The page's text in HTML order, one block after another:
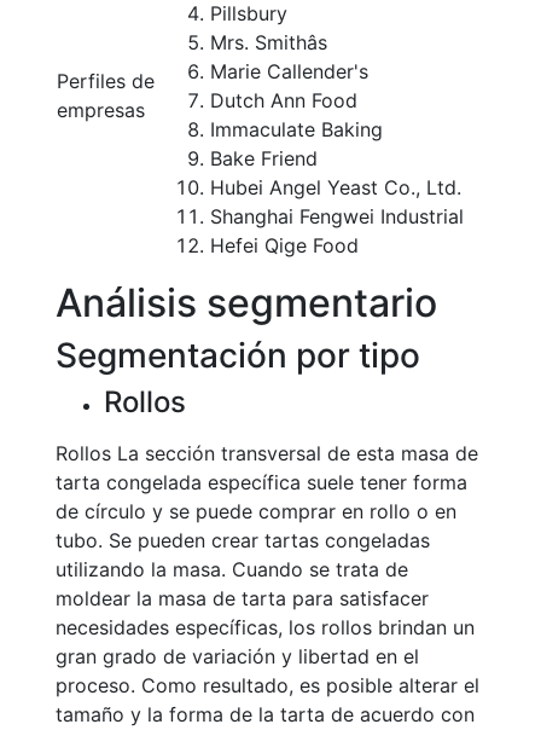
Perfiles de
empresas
Pillsbury
Mrs. Smithâs
Marie Callender's
Dutch Ann Food
Immaculate Baking
Bake Friend
Hubei Angel Yeast Co., Ltd.
Shanghai Fengwei Industrial
Hefei Qige Food
Análisis segmentario
Segmentación por tipo
Rollos
Rollos La sección transversal de esta masa de
tarta congelada específica suele tener forma
de círculo y se puede comprar en rollo o en
tubo. Se pueden crear tartas congeladas
utilizando la masa. Cuando se trata de
moldear la masa de tarta para satisfacer
necesidades específicas, los rollos brindan un
gran grado de variación y libertad en el
proceso. Como resultado, es posible alterar el
tamaño y la forma de la tarta de acuerdo con